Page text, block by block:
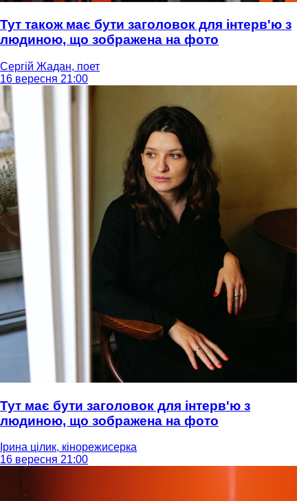
Тут також має бути заголовок для інтерв'ю з
людиною, що зображена на фото
Сергій Жадан, поет
16 вересня 21:00
Тут має бути заголовок для інтерв'ю з
людиною, що зображена на фото
Ірина цілик, кінорежисерка
16 вересня 21:00